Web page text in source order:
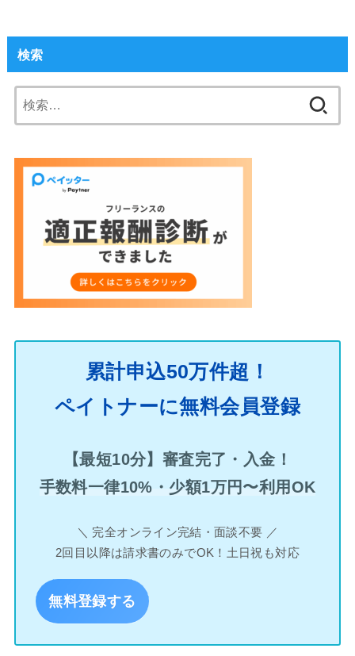
検索
索:
累計申込50万件超！
ペイトナーに無料会員登録
【最短10分】審査完了・入金！
手数料一律10%・少額1万円〜利用OK
＼ 完全オンライン完結・面談不要 ／
2回目以降は請求書のみでOK！土日祝も対応
無料登録する